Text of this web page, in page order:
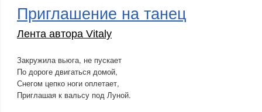
Приглашение на танец
Лента автора Vitaly
Закружила вьюга, не пускает
По дороге двигаться домой,
Снегом цепко ноги оплетает,
Приглашая к вальсу под Луной.